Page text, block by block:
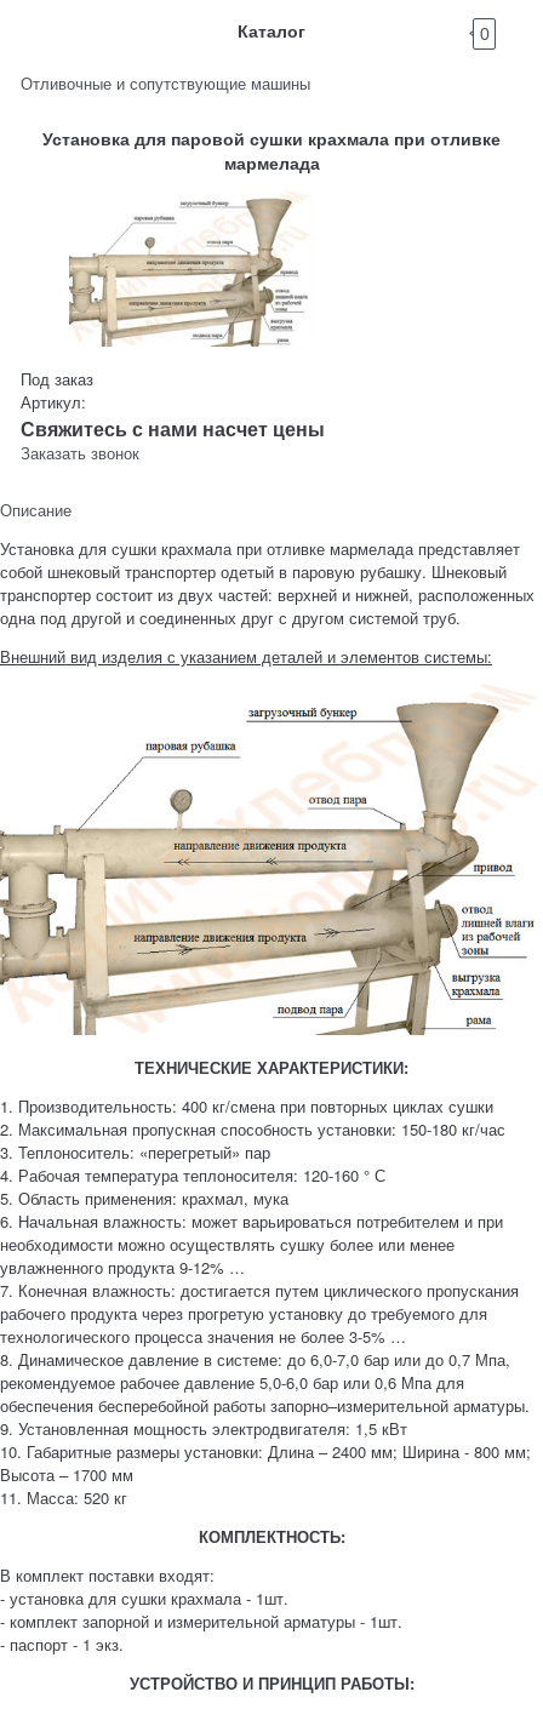
Каталог 0
Отливочные и сопутствующие машины
Установка для паровой сушки крахмала при отливке
мармелада
Под заказ
Артикул:
Свяжитесь с нами насчет цены
Заказать звонок
Описание
Установка для сушки крахмала при отливке мармелада представляет
собой шнековый транспортер одетый в паровую рубашку. Шнековый
транспортер состоит из двух частей: верхней и нижней, расположенных
одна под другой и соединенных друг с другом системой труб.
Внешний вид изделия с указанием деталей и элементов системы:
ТЕХНИЧЕСКИЕ ХАРАКТЕРИСТИКИ:
1. Производительность: 400 кг/смена при повторных циклах сушки
2. Максимальная пропускная способность установки: 150-180 кг/час
3. Теплоноситель: «перегретый» пар
4. Рабочая температура теплоносителя: 120-160 ° С
5. Область применения: крахмал, мука
6. Начальная влажность: может варьироваться потребителем и при
необходимости можно осуществлять сушку более или менее
увлажненного продукта 9-12% …
7. Конечная влажность: достигается путем циклического пропускания
рабочего продукта через прогретую установку до требуемого для
технологического процесса значения не более 3-5% …
8. Динамическое давление в системе: до 6,0-7,0 бар или до 0,7 Мпа,
рекомендуемое рабочее давление 5,0-6,0 бар или 0,6 Мпа для
обеспечения бесперебойной работы запорно–измерительной арматуры.
9. Установленная мощность электродвигателя: 1,5 кВт
10. Габаритные размеры установки: Длина – 2400 мм; Ширина - 800 мм;
Высота – 1700 мм
11. Масса: 520 кг
КОМПЛЕКТНОСТЬ:
В комплект поставки входят:
- установка для сушки крахмала - 1шт.
- комплект запорной и измерительной арматуры - 1шт.
- паспорт - 1 экз.
УСТРОЙСТВО И ПРИНЦИП РАБОТЫ: